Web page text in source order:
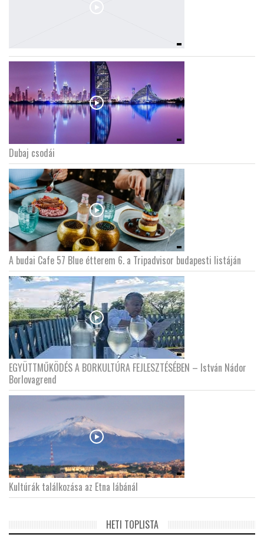
Dubaj csodái
A budai Cafe 57 Blue étterem 6. a Tripadvisor budapesti listáján
EGYÜTTMŰKÖDÉS A BORKULTÚRA FEJLESZTÉSÉBEN – István Nádor
Borlovagrend
Kultúrák találkozása az Etna lábánál
HETI TOPLISTA